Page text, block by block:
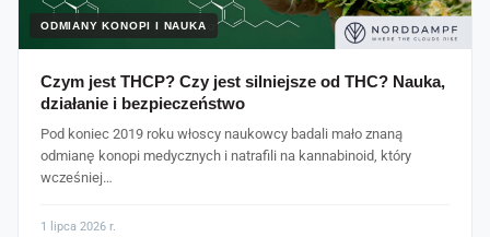
ODMIANY KONOPI I NAUKA
Czym jest THCP? Czy jest silniejsze od THC? Nauka,
działanie i bezpieczeństwo
Pod koniec 2019 roku włoscy naukowcy badali mało znaną
odmianę konopi medycznych i natrafili na kannabinoid, który
wcześniej…
1 lipca 2026 r.